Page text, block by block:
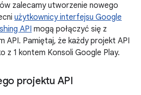
zalecamy utworzenie nowego
użytkownicy interfejsu Google
API mogą połączyć się z
API. Pamiętaj, że każdy projekt API
z 1 kontem Konsoli Google Play.
projektu API